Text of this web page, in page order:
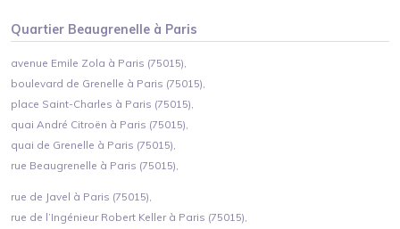
Quartier Beaugrenelle à Paris
avenue Emile Zola à Paris (75015),
boulevard de Grenelle à Paris (75015),
place Saint-Charles à Paris (75015),
quai André Citroën à Paris (75015),
quai de Grenelle à Paris (75015),
rue Beaugrenelle à Paris (75015),
rue de Javel à Paris (75015),
rue de l’Ingénieur Robert Keller à Paris (75015),